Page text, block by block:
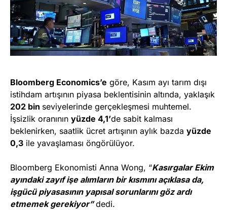
Bloomberg Economics’e göre, Kasım ayı tarım dışı
istihdam artışının piyasa beklentisinin altında, yaklaşık
202 bin seviyelerinde gerçekleşmesi muhtemel.
İşsizlik oranının yüzde 4,1’de sabit kalması
beklenirken, saatlik ücret artışının aylık bazda yüzde
0,3 ile yavaşlaması öngörülüyor.
Bloomberg Ekonomisti Anna Wong, “Kasırgalar Ekim
ayındaki zayıf işe alımların bir kısmını açıklasa da,
işgücü piyasasının yapısal sorunlarını göz ardı
etmemek gerekiyor”dedi.